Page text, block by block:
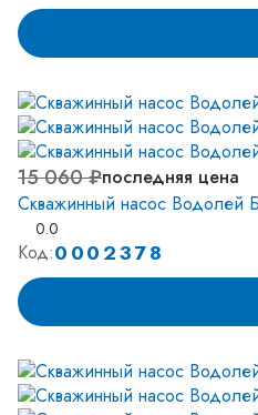
15 060 ₽последняя цена
Скважинный насос
0.0
Код:0002378